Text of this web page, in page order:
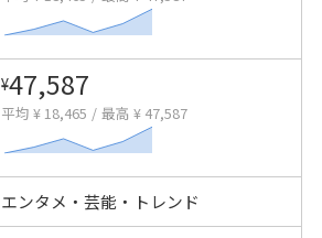
¥47,587
平均 ¥ 18,465 / 最高 ¥ 47,587
エンタメ・芸能・トレンド